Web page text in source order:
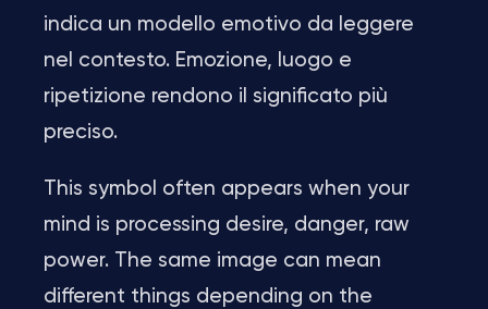
indica un modello emotivo da leggere
nel contesto. Emozione, luogo e
ripetizione rendono il significato più
preciso.
This symbol often appears when your
mind is processing desire, danger, raw
power. The same image can mean
different things depending on the